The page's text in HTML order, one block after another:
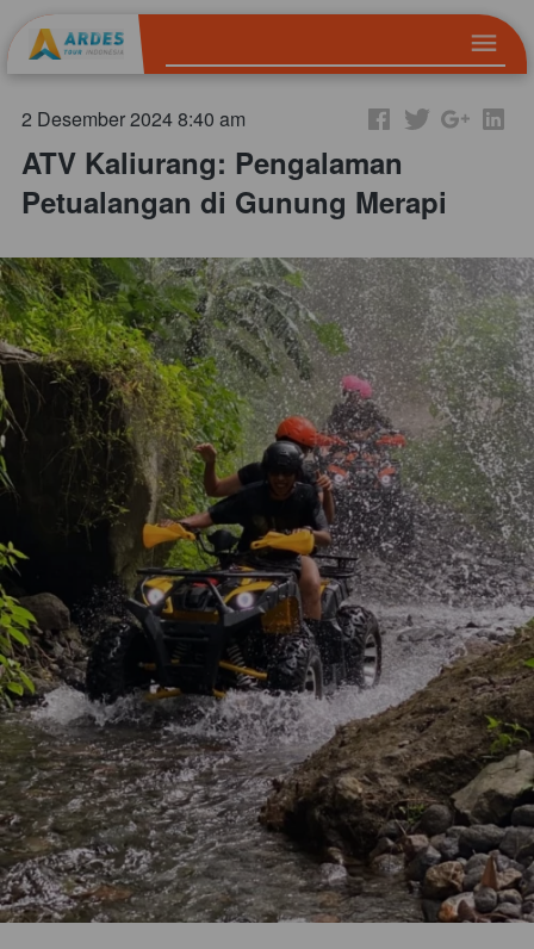
2 Desember 2024 8:40 am
ATV Kaliurang: Pengalaman
Petualangan di Gunung Merapi